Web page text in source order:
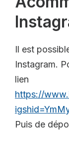
Il est
Instagram.
lien
https://
Puis de